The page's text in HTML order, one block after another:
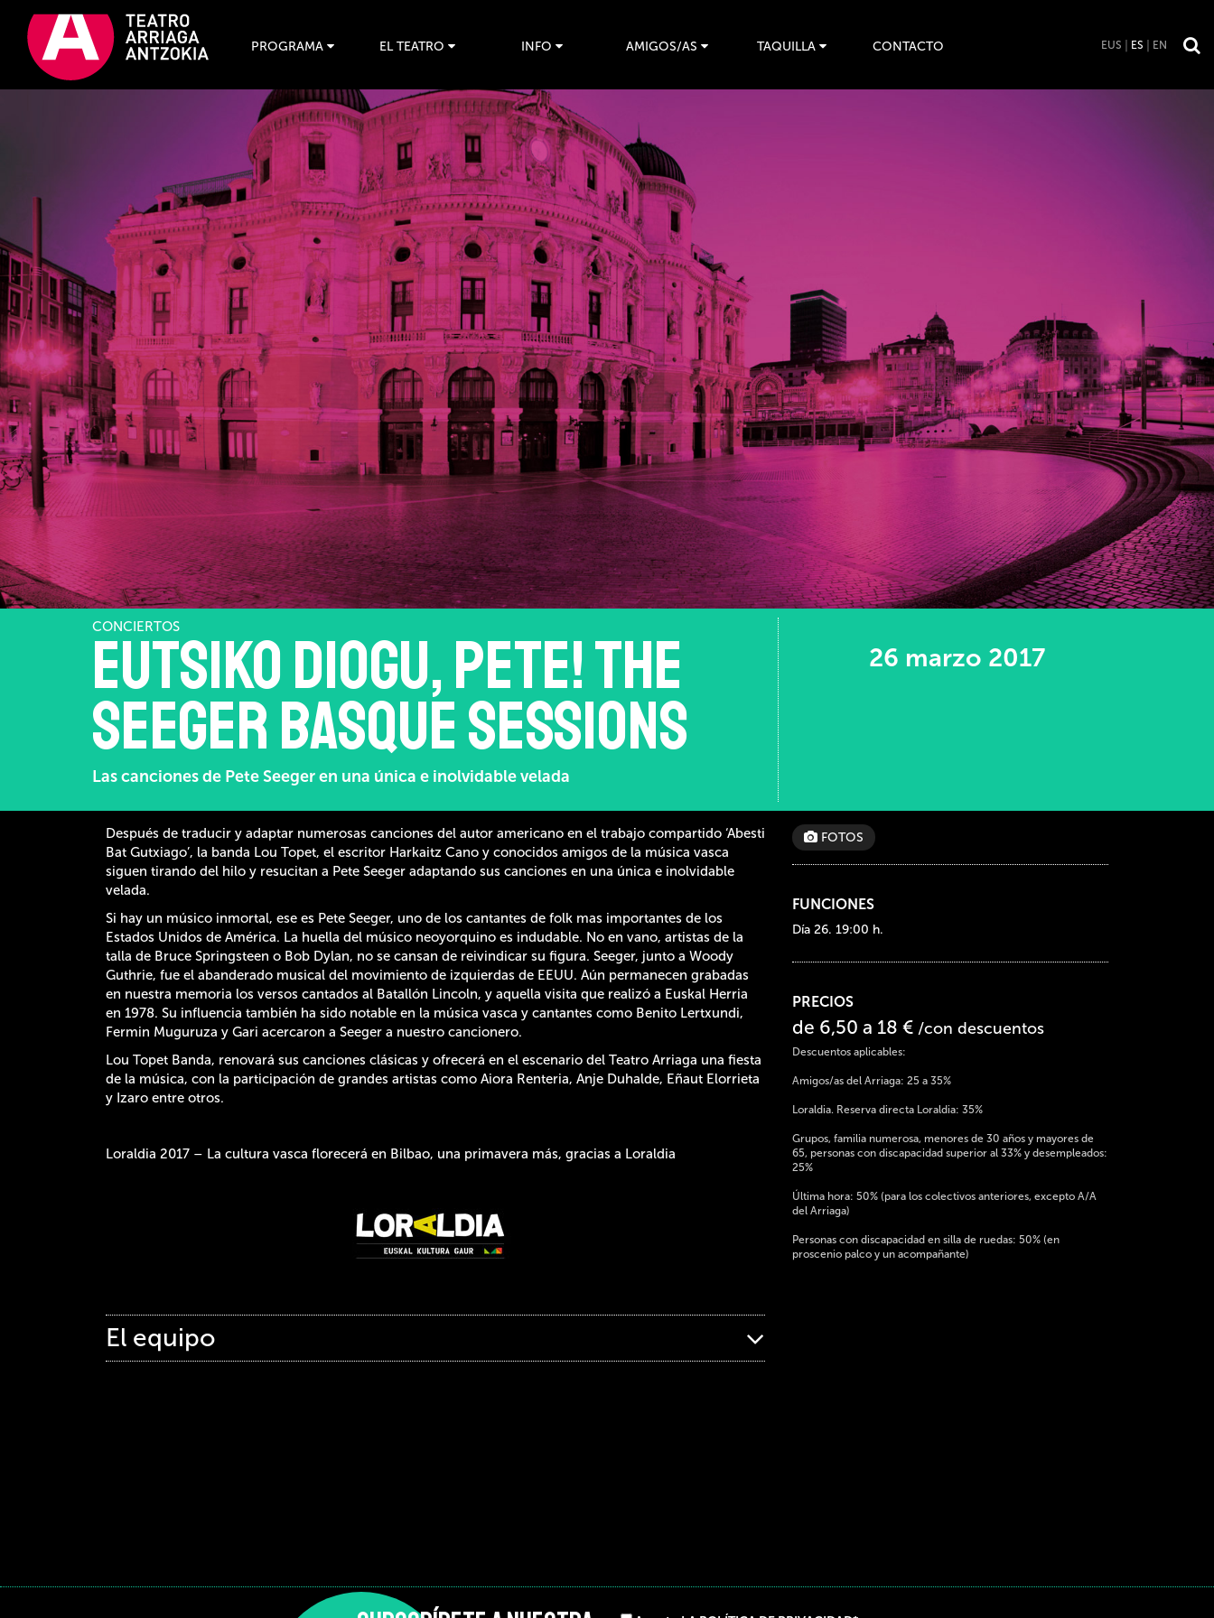
PROGRAMA EL TEATRO INFO AMIGOS/AS TAQUILLA CONTACTO EUS ES EN
CONCIERTOS
Eutsiko diogu, Pete! The
Seeger Basque Sessions
Las canciones de Pete Seeger en una única e inolvidable velada
26 marzo 2017
Después de traducir y adaptar numerosas canciones del autor americano en el trabajo compartido ‘Abesti
Bat Gutxiago’, la banda Lou Topet, el escritor Harkaitz Cano y conocidos amigos de la música vasca
siguen tirando del hilo y resucitan a Pete Seeger adaptando sus canciones en una única e inolvidable
velada.
Si hay un músico inmortal, ese es Pete Seeger, uno de los cantantes de folk mas importantes de los
Estados Unidos de América. La huella del músico neoyorquino es indudable. No en vano, artistas de la
talla de Bruce Springsteen o Bob Dylan, no se cansan de reivindicar su figura. Seeger, junto a Woody
Guthrie, fue el abanderado musical del movimiento de izquierdas de EEUU. Aún permanecen grabadas
en nuestra memoria los versos cantados al Batallón Lincoln, y aquella visita que realizó a Euskal Herria
en 1978. Su influencia también ha sido notable en la música vasca y cantantes como Benito Lertxundi,
Fermin Muguruza y Gari acercaron a Seeger a nuestro cancionero.
Lou Topet Banda, renovará sus canciones clásicas y ofrecerá en el escenario del Teatro Arriaga una fiesta
de la música, con la participación de grandes artistas como Aiora Renteria, Anje Duhalde, Eñaut Elorrieta
y Izaro entre otros.
Loraldia 2017 – La cultura vasca florecerá en Bilbao, una primavera más, gracias a Loraldia
El equipo
FOTOS
FUNCIONES
Día 26. 19:00 h.
PRECIOS
de 6,50 a 18 € /con descuentos
Descuentos aplicables:
Amigos/as del Arriaga: 25 a 35%
Loraldia. Reserva directa Loraldia: 35%
Grupos, familia numerosa, menores de 30 años y mayores de
65, personas con discapacidad superior al 33% y desempleados:
25%
Última hora: 50% (para los colectivos anteriores, excepto A/A
del Arriaga)
Personas con discapacidad en silla de ruedas: 50% (en
proscenio palco y un acompañante)